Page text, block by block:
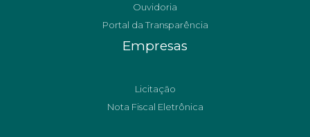
Ouvidoria
Portal da Transparência
Empresas
Licitação
Nota Fiscal Eletrônica